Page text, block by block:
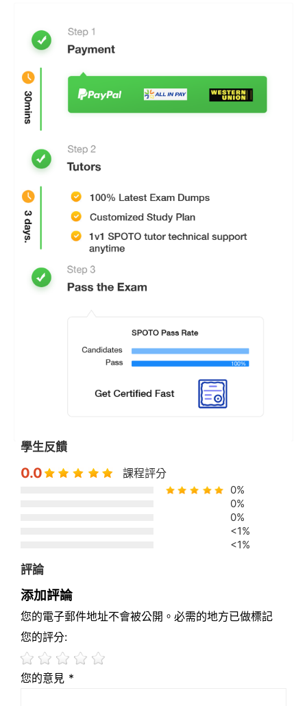
如果您以前從未參加過 CCNA 安全考試，則需要參加
標准考試。 模擬考試練習系統可以幫助您適應真實考
試。
確保測試材料有效
試20年的研究，第一時間更新所有CCNA安全實踐考
學生反饋
0.0 課程評分
0%
0%
0%
<1%
<1%
評論
添加評論
您的電子郵件地址不會被公開。必需的地方已做標記
您的評分:
您的意見 *